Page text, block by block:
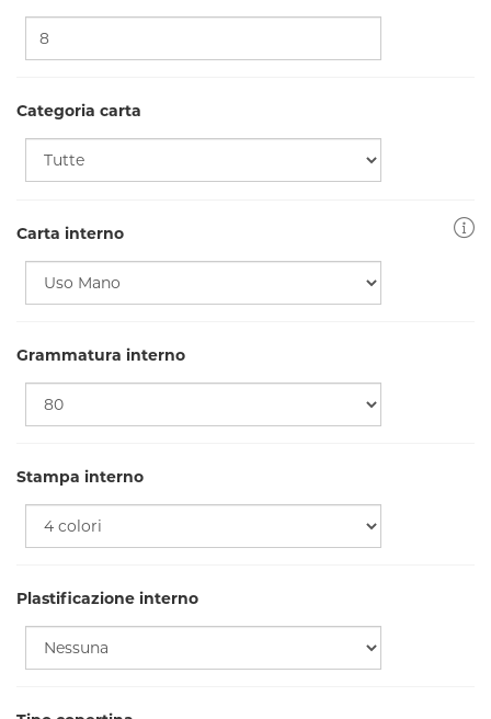
Categoria carta
Carta interno
Grammatura interno
Stampa interno
Plastificazione interno